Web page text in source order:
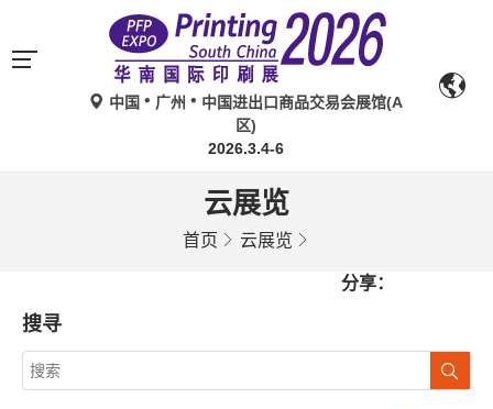
中国 广州
中国进出口商品交易会展馆(A
区)
2026.3.4-6
云展览
首页 云展览
分享：
搜寻